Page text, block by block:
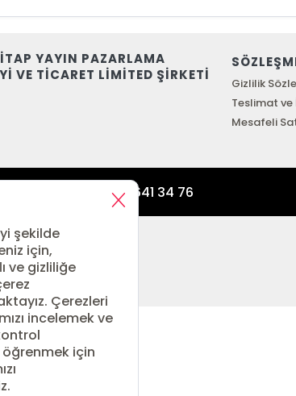
YAYIN PAZARLAMA
VE TİCARET LİMİTED ŞİRKETİ
Gizlilik
Teslimat ve
Mesafeli
0 (212) 641 34 76
hakkı saklıdır.
şekilde
için,
ve gizliliğe
Çerezleri
incelemek ve
için